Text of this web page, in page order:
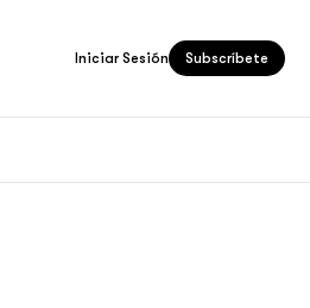
Iniciar Sesión Subscríbete